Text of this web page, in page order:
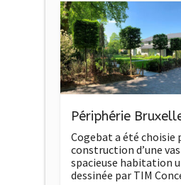
Périphérie
Cogebat a été choisie
construction d’une
spacieuse habitation
dessinée par TIM